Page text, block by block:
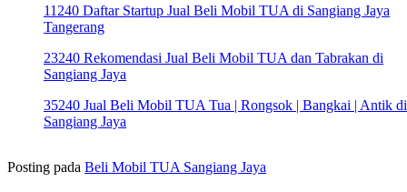
11240 Daftar Startup Jual Beli Mobil TUA di Sangiang Jaya
Tangerang
23240 Rekomendasi Jual Beli Mobil TUA dan Tabrakan di
Sangiang Jaya
35240 Jual Beli Mobil TUA Tua | Rongsok | Bangkai | Antik di
Sangiang Jaya
Posting pada Beli Mobil TUA Sangiang Jaya